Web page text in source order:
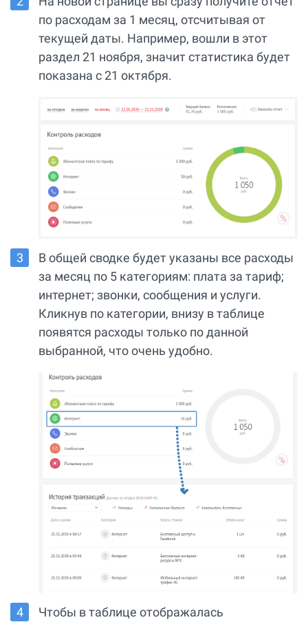
по расходам за 1 месяц, отсчитывая от
текущей даты. Например, вошли в этот
раздел 21 ноября, значит статистика будет
показана с 21 октября.
В общей сводке будет указаны все расходы
за месяц по 5 категориям: плата за тариф;
интернет; звонки, сообщения и услуги.
Кликнув по категории, внизу в таблице
появятся расходы только по данной
выбранной, что очень удобно.
Чтобы в таблице отображалась